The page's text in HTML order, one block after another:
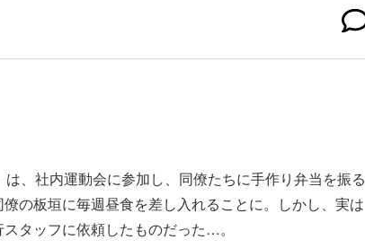
、社内運動会に参加し、同僚たちに手作り弁当を振る
の板垣に毎週昼食を差し入れることに。しかし、実は
タッフに依頼したものだった…。